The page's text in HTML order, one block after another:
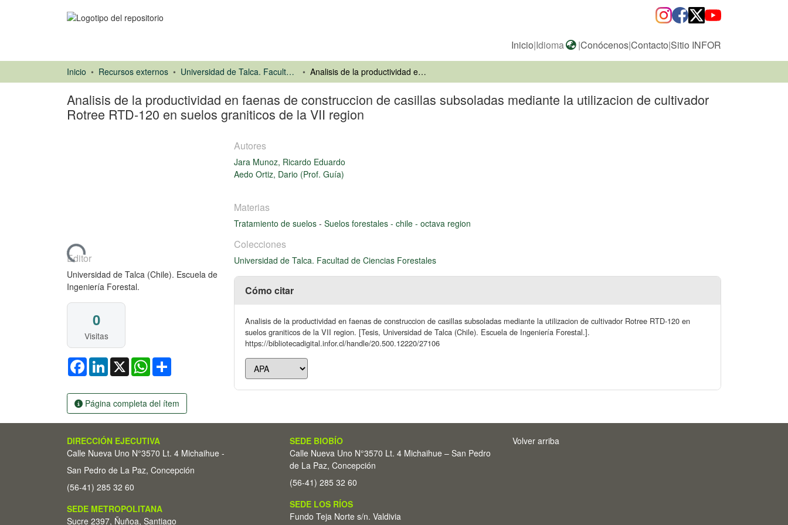
Inicio|Idioma |Conócenos|Contacto|Sitio INFOR
Inicio Recursos externos Universidad de Talca. Facultad de Ciencias Forestales Analisis de la productividad en faenas de construccion de casillas subsoladas mediante la utilizacion de cultivador Rotree RTD-120 en suelos graniticos de la VII region
Analisis de la productividad en faenas de construccion de casillas subsoladas mediante la utilizacion de cultivador
Rotree RTD-120 en suelos graniticos de la VII region
Cargando...
Editor
Universidad de Talca (Chile). Escuela de
Ingeniería Forestal.
0
Visitas
FacebookLinkedIn
X WhatsApp
Página completa del ítem
Autores
Jara Munoz, Ricardo Eduardo
Aedo Ortiz, Dario (Prof. Guía)
Materias
Tratamiento de suelos - Suelos forestales - chile - octava region
Colecciones
Universidad de Talca. Facultad de Ciencias Forestales
Cómo citar
Analisis de la productividad en faenas de construccion de casillas subsoladas mediante la utilizacion de cultivador Rotree RTD-120 en
suelos graniticos de la VII region. [Tesis, Universidad de Talca (Chile). Escuela de Ingeniería Forestal.].
https://bibliotecadigital.infor.cl/handle/20.500.12220/27106
DIRECCIÓN EJECUTIVA
Calle Nueva Uno N°3570 Lt. 4 Michaihue -
San Pedro de La Paz, Concepción
(56-41) 285 32 60
SEDE METROPOLITANA
Sucre 2397, Ñuñoa, Santiago
SEDE BIOBÍO
Calle Nueva Uno N°3570 Lt. 4 Michaihue – San Pedro
de La Paz, Concepción
(56-41) 285 32 60
SEDE LOS RÍOS
Fundo Teja Norte s/n. Valdivia
Volver arriba